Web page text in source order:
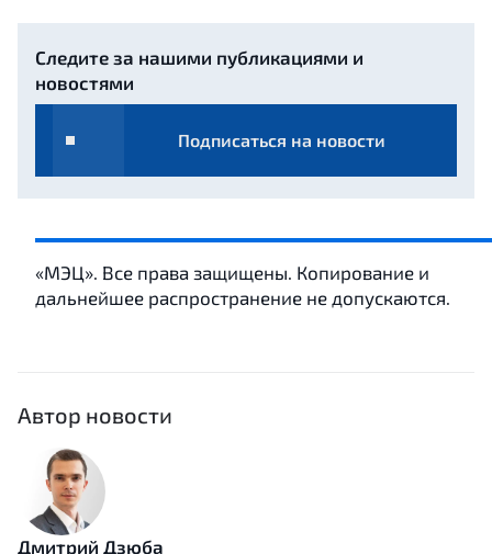
Следите за нашими публикациями и
новостями
Подписаться на новости
«МЭЦ». Все права защищены. Копирование и
дальнейшее распространение не допускаются.
Автор новости
Дмитрий Дзюба